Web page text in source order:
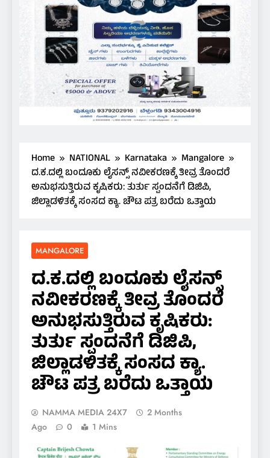
Home NATIONAL Karnataka
Mangalore
ದ.ಕ.ದಲ್ಲಿ ಬಂದೂಕು ಲೈಸನ್ಸ್ ನವೀಕರಣಕ್ಕೆ ತೀವ್ರ ತೊಂದರೆ
ಅನುಭಸುತ್ತಿರುವ ಕೃಷಿಕರು: ತುರ್ತು ಸ್ಪಂದನೆಗೆ ಡಿಜಿಪಿ,
ಜಿಲ್ಲಾಡಳಿತಕ್ಕೆ ಸಂಸದ ಕ್ಯಾ. ಚೌಟ ಪತ್ರ ಬರೆದು ಒತ್ತಾಯ
MANGALORE
ದ.ಕ.ದಲ್ಲಿ ಬಂದೂಕು ಲೈಸನ್ಸ್
ನವೀಕರಣಕ್ಕೆ ತೀವ್ರ ತೊಂದರೆ
ಅನುಭಸುತ್ತಿರುವ ಕೃಷಿಕರು:
ತುರ್ತು ಸ್ಪಂದನೆಗೆ ಡಿಜಿಪಿ,
ಜಿಲ್ಲಾಡಳಿತಕ್ಕೆ ಸಂಸದ ಕ್ಯಾ.
ಚೌಟ ಪತ್ರ ಬರೆದು ಒತ್ತಾಯ
NAMMA MEDIA 24X7
2 Months
Ago
0 1 Mins